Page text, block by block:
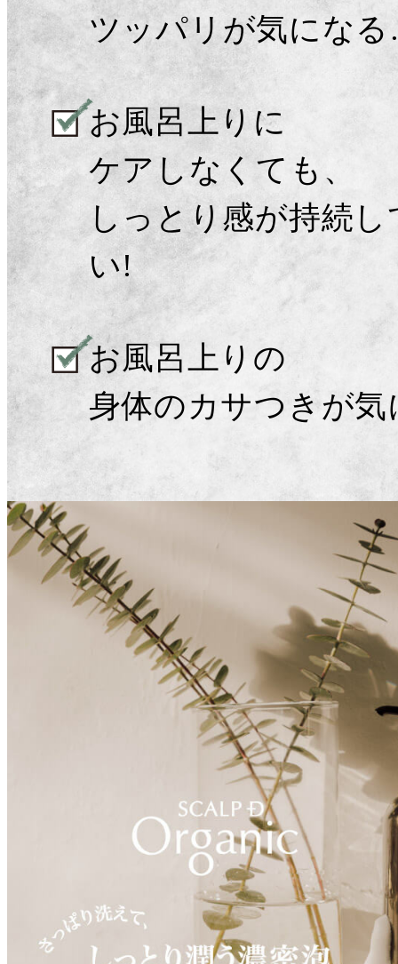
ツッパリが気にな
お風呂上りに
ケアしなくても、
しっとり感が持続し
い!
お風呂上りの
身体のカサつきが